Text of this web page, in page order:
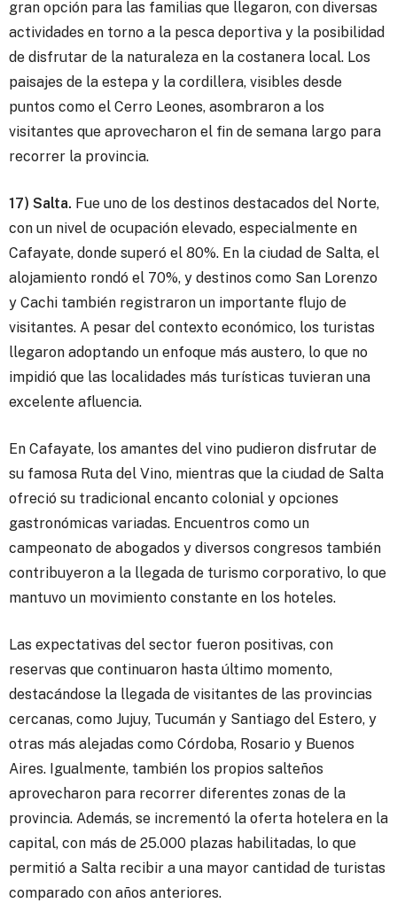
gran opción para las familias que llegaron, con diversas
actividades en torno a la pesca deportiva y la posibilidad
de disfrutar de la naturaleza en la costanera local. Los
paisajes de la estepa y la cordillera, visibles desde
puntos como el Cerro Leones, asombraron a los
visitantes que aprovecharon el fin de semana largo para
recorrer la provincia.
17) Salta. Fue uno de los destinos destacados del Norte,
con un nivel de ocupación elevado, especialmente en
Cafayate, donde superó el 80%. En la ciudad de Salta, el
alojamiento rondó el 70%, y destinos como San Lorenzo
y Cachi también registraron un importante flujo de
visitantes. A pesar del contexto económico, los turistas
llegaron adoptando un enfoque más austero, lo que no
impidió que las localidades más turísticas tuvieran una
excelente afluencia.
En Cafayate, los amantes del vino pudieron disfrutar de
su famosa Ruta del Vino, mientras que la ciudad de Salta
ofreció su tradicional encanto colonial y opciones
gastronómicas variadas. Encuentros como un
campeonato de abogados y diversos congresos también
contribuyeron a la llegada de turismo corporativo, lo que
mantuvo un movimiento constante en los hoteles.
Las expectativas del sector fueron positivas, con
reservas que continuaron hasta último momento,
destacándose la llegada de visitantes de las provincias
cercanas, como Jujuy, Tucumán y Santiago del Estero, y
otras más alejadas como Córdoba, Rosario y Buenos
Aires. Igualmente, también los propios salteños
aprovecharon para recorrer diferentes zonas de la
provincia. Además, se incrementó la oferta hotelera en la
capital, con más de 25.000 plazas habilitadas, lo que
permitió a Salta recibir a una mayor cantidad de turistas
comparado con años anteriores.